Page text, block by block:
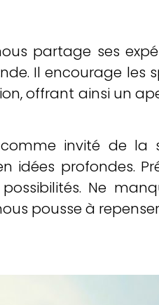
partage ses
Il encourage
offrant ainsi un
invité de
idées profondes.
Ne
pousse à